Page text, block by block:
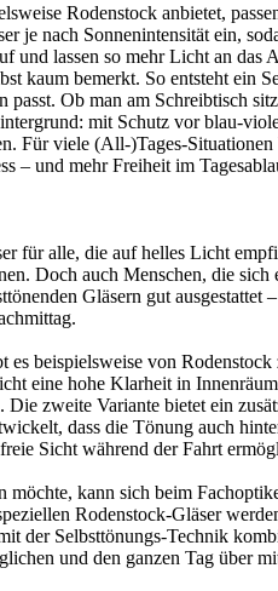
Rodenstock anbietet,
je nach Sonnenintensität ein,
und lassen so mehr Licht an das
kaum bemerkt. So entsteht ein
Ob man am Schreibtisch
mit Schutz vor blau-
Für viele (All-)Tages-Situationen
– und mehr Freiheit im
für alle, die auf helles Licht
Doch auch Menschen, die sich
Gläsern gut ausgestattet
beispielsweise von
eine hohe Klarheit in
zweite Variante bietet ein
dass die Tönung auch
Sicht während der Fahrt
möchte, kann sich beim
Rodenstock-Gläser
der Selbsttönungs-Technik
und den ganzen Tag über